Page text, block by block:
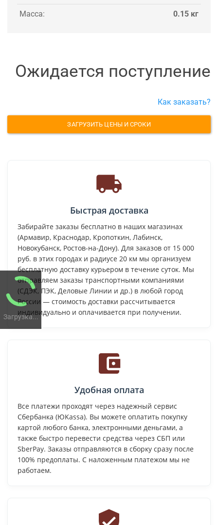
Загрузка...
Масса: 0.15 кг
Ожидается поступление
Как заказать?
ЗАГРУЗИТЬ ЦЕНЫ И СРОКИ
Быстрая доставка
Забирайте заказы бесплатно в наших магазинах
(Армавир, Краснодар, Кропоткин, Лабинск,
Новокубанск, Ростов-на-Дону). Для заказов от 15 000
руб. в этих городах и радиусе 20 км мы организуем
бесплатную доставку курьером в течение суток. Мы
отправляем заказы транспортными компаниями
(СДЭК, ПЭК, Деловые Линии и др.) в любой город
России — стоимость доставки рассчитывается
индивидуально и оплачивается при получении.
Удобная оплата
Все платежи проходят через надежный сервис
Сбербанка (ЮKassa). Вы можете оплатить покупку
картой любого банка, электронными деньгами, а
также быстро перевести средства через СБП или
SberPay. Заказы отправляются в сборку сразу после
100% предоплаты. С наложенным платежом мы не
работаем.